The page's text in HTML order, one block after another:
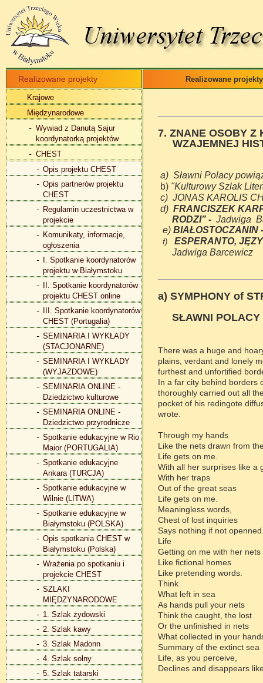
Realizowane projekty
Krajowe
Międzynarodowe
Wywiad z Danutą Sajur
koordynatorką projektów
CHEST
Opis projektu CHEST
Opis partnerów projektu
CHEST
Regulamin uczestnictwa w
projekcie
Komunikaty, informacje,
ogłoszenia
I. Spotkanie koordynatorów
projektu w Białymstoku
II. Spotkanie koordynatorów
projektu CHEST online
III. Spotkanie koordynatorów
CHEST (Portugalia)
SEMINARIA I WYKŁADY
(STACJONARNE)
SEMINARIA I WYKŁADY
(WYJAZDOWE)
SEMINARIA ONLINE -
Dziedzictwo kulturowe
SEMINARIA ONLINE -
Dziedzictwo przyrodnicze
Spotkanie edukacyjne w Rio
Maior (PORTUGALIA)
Spotkanie edukacyjne
Ankara (TURCJA)
Spotkanie edukacyjne w
Wilnie (LITWA)
Spotkanie edukacyjne w
Białymstoku (POLSKA)
Opis spotkania CHEST w
Białymstoku (Polska)
Wrażenia po spotkaniu i
projekcie CHEST
SZLAKI
MIĘDZYNARODOWE
1. Szlak żydowski
2. Szlak kawy
3. Szlak Madonn
4. Szlak solny
5. Szlak tatarski
Realizowane projekty
7. ZNANE OSOBY
WZAJEMNEJ
a) Sławni Polacy
b) "Kulturowy Szlak
c) JONAS KAROLIS
d) FRANCISZEK
RODZI” - Jadwiga
e)
f)
ESPERANTO,
Jadwiga Barcewicz
a) SYMPHONY of
SŁAWNI
There was a huge and
plains, verdant and lonely
furthest and unfortified
In a far city behind borders
thoroughly carried out all
pocket of his redingote
wrote.
Through my hands
Like the nets drawn from
Life gets on me.
With all her surprises like a
With her traps
Out of the great seas
Life gets on me.
Meaningless words,
Chest of lost inquiries
Says nothing if not
Life
Getting on me with her nets
Like fictional homes
Like pretending words.
Think
What left in sea
As hands pull your nets
Think the caught, the lost
Or the unfinished in nets
What collected in your
Summary of the extinct sea
Life, as you perceive,
Declines and disappears